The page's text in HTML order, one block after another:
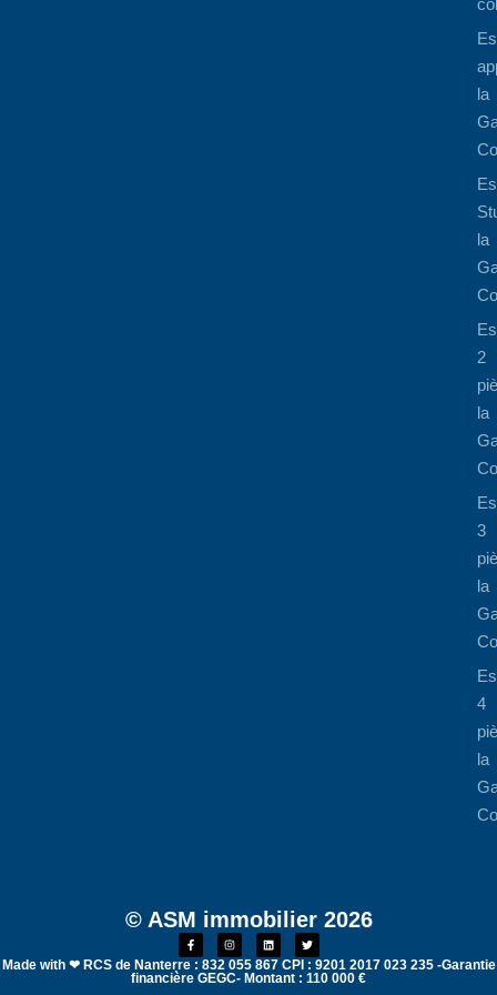
la
la
2
la
3
la
4
la
© ASM immobilier 2026
Made with ❤ RCS de Nanterre : 832 055 867 CPI : 9201 2017 023 235 -Garantie
financière GEGC- Montant : 110 000 €